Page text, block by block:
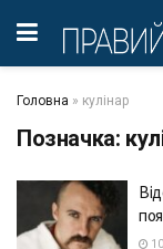
Головна » кулінар
Позначка: